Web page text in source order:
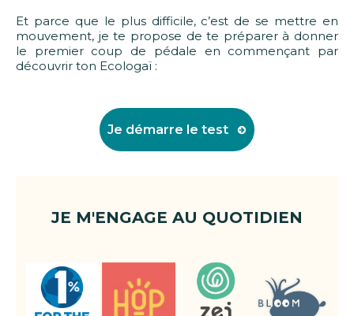
Et parce que le plus difficile, c’est de se mettre en
mouvement, je te propose de te préparer à donner
le premier coup de pédale en commençant par
découvrir ton Ecologaï :
Je démarre le test
JE M'ENGAGE AU QUOTIDIEN